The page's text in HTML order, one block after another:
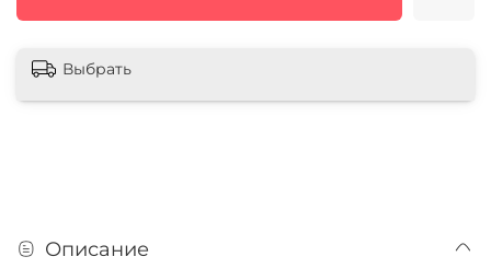
Выбрать
Описание